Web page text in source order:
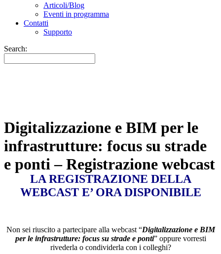
Articoli/Blog
Eventi in programma
Contatti
Supporto
Search:
Digitalizzazione e BIM per le
infrastrutture: focus su strade
e ponti – Registrazione webcast
LA REGISTRAZIONE DELLA
WEBCAST E’ ORA DISPONIBILE
Non sei riuscito a partecipare alla webcast “Digitalizzazione e BIM
per le infrastrutture: focus su strade e ponti” oppure vorresti
rivederla o condividerla con i colleghi?